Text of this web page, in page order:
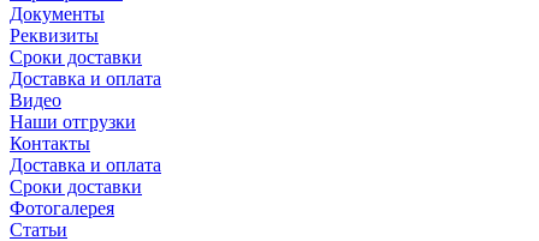
Документы
Реквизиты
Сроки доставки
Доставка и оплата
Видео
Наши отгрузки
Контакты
Доставка и оплата
Сроки доставки
Фотогалерея
Статьи